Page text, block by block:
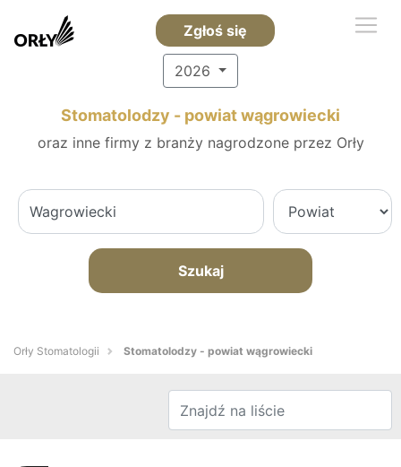
Zgłoś się
2026
Stomatolodzy - powiat wągrowiecki
oraz inne firmy z branży nagrodzone przez Orły
Szukaj
Orły Stomatologii Stomatolodzy - powiat wągrowiecki